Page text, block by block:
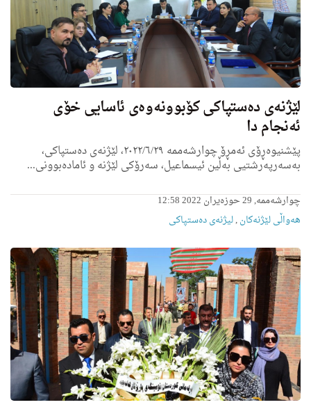
لێژنەی دەستپاکی کۆبوونەوەی ئاسایی خۆی
ئەنجام دا
پێشنیوەڕۆی ئەمڕۆ چوارشەممە ٢٠٢٢/٦/٢٩، لێژنەی دەستپاکی،
بەسەرپەرشتیی بەڵین ئیسماعیل، سەرۆکی لێژنە و ئامادەبوونی...
چوارشەممە, 29 حوزەیران 2022 12:58
هه‌واڵى لێژنه‌كان,لیژنه‌ى ده‌ستپاكى